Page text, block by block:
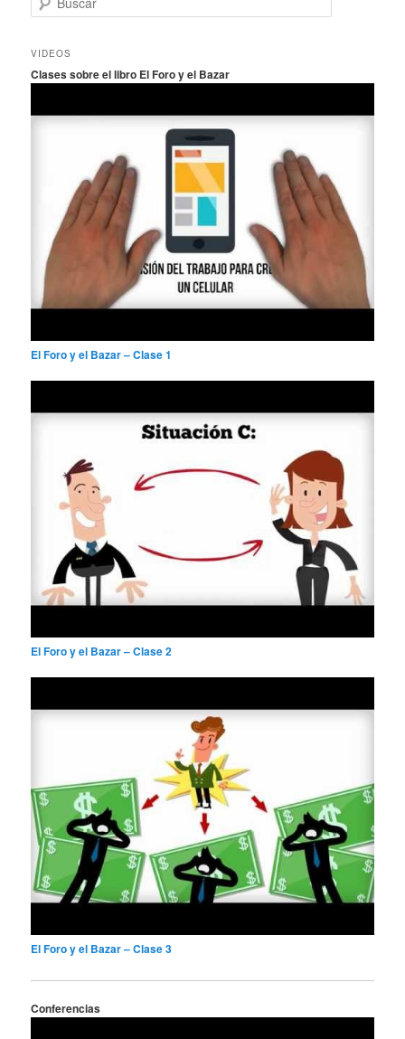
u
c
r
VIDEOS
Clases sobre el libro El Foro y el Bazar
El Foro y el Bazar – Clase 1
El Foro y el Bazar – Clase 2
El Foro y el Bazar – Clase 3
Conferencias